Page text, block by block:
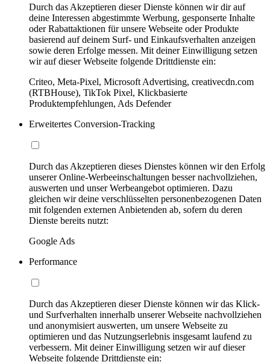
Durch das Akzeptieren dieser Dienste können wir dir auf
deine Interessen abgestimmte Werbung, gesponserte Inhalte
oder Rabattaktionen für unsere Webseite oder Produkte
basierend auf deinem Surf- und Einkaufsverhalten anzeigen
sowie deren Erfolge messen. Mit deiner Einwilligung setzen
wir auf dieser Webseite folgende Drittdienste ein:
Criteo, Meta-Pixel, Microsoft Advertising, creativecdn.com
(RTBHouse), TikTok Pixel, Klickbasierte
Produktempfehlungen, Ads Defender
Erweitertes Conversion-Tracking
Durch das Akzeptieren dieses Dienstes können wir den Erfolg
unserer Online-Werbeeinschaltungen besser nachvollziehen,
auswerten und unser Werbeangebot optimieren. Dazu
gleichen wir deine verschlüsselten personenbezogenen Daten
mit folgenden externen Anbietenden ab, sofern du deren
Dienste bereits nutzt:
Google Ads
Performance
Durch das Akzeptieren dieser Dienste können wir das Klick-
und Surfverhalten innerhalb unserer Webseite nachvollziehen
und anonymisiert auswerten, um unsere Webseite zu
optimieren und das Nutzungserlebnis insgesamt laufend zu
verbessern. Mit deiner Einwilligung setzen wir auf dieser
Webseite folgende Drittdienste ein: